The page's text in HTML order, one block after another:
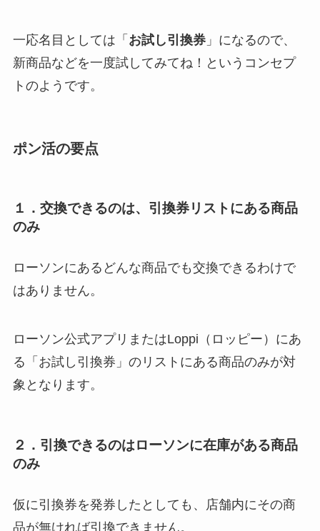
一応名目としては「 お試し引換券」になるので、
新商品などを一度試してみてね！というコンセプ
トのようです。
ポン活の要点
１．交換できるのは、引換券リストにある商品
のみ
ローソンにあるどんな商品でも交換できるわけで
はありません。
ローソン公式アプリまたはLoppi（ロッピー）にあ
る「お試し引換券」のリストにある商品のみが対
象となります。
２．引換できるのはローソンに在庫がある商品
のみ
仮に引換券を発券したとしても、店舗内にその商
品が無ければ引換できません。